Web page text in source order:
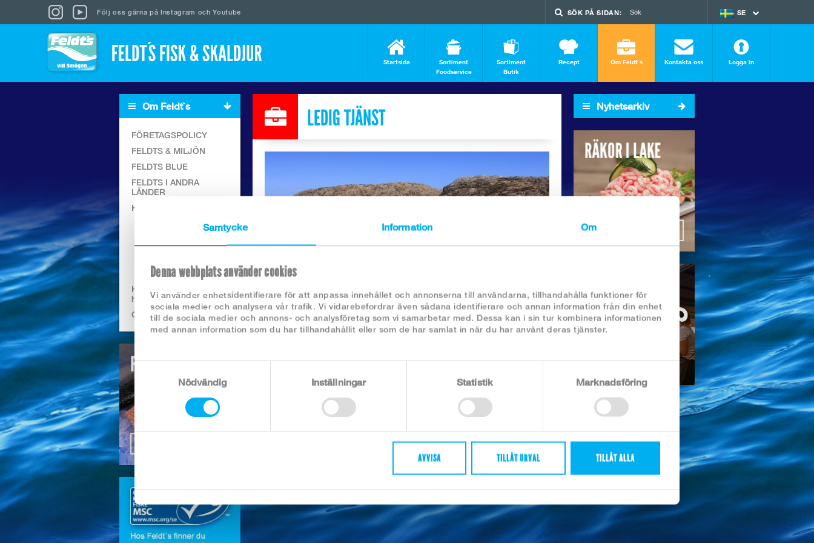
Samtycke Information Om
Denna webbplats använder cookies
Vi använder enhetsidentifierare för att anpassa innehållet och annonserna till användarna, tillhandahålla funktioner för
sociala medier och analysera vår trafik. Vi vidarebefordrar även sådana identifierare och annan information från din enhet
till de sociala medier och annons- och analysföretag som vi samarbetar med. Dessa kan i sin tur kombinera informationen
med annan information som du har tillhandahållit eller som de har samlat in när du har använt deras tjänster.
Samtyckesval
Nödvändig
Inställningar Statistik Marknadsföring
AVVISA TILLÅT URVAL TILLÅT ALLA
Följ oss gärna på Instagram ochYoutube SE
SÖK PÅ SIDAN:
Startsida
Sortiment
Foodservice
Sortiment
Butik
Recept Om Feldt`s Kontakta oss Logga in
Om Feldt`s
FÖRETAGSPOLICY
FELDTS & MILJÖN
FELDTS BLUE
FELDTS I ANDRA
LÄNDER
KARRIÄR
Lediga tjänster
Inget ledigt
Hälsoriktig mat från
havet
CERTIFIERINGAR
LEDIG TJÄNST
LOGISTIK- OCH TULLMEDARBETARE
Feldt’s söker dig som vill arbeta med internationell logistik, tull,
import/export och komplexa varuflöden. I Göteborg eller
Nyhetsarkiv
2025
2024
2023
2022
2021